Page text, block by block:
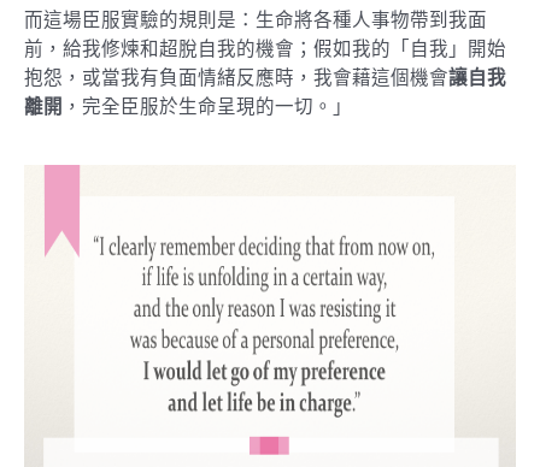
而這場臣服實驗的規則是：生命將各種人事物帶到我面
前，給我修煉和超脫自我的機會；假如我的「自我」開始
抱怨，或當我有負面情緒反應時，我會藉這個機會讓自我
離開 ，完全臣服於生命呈現的一切。」